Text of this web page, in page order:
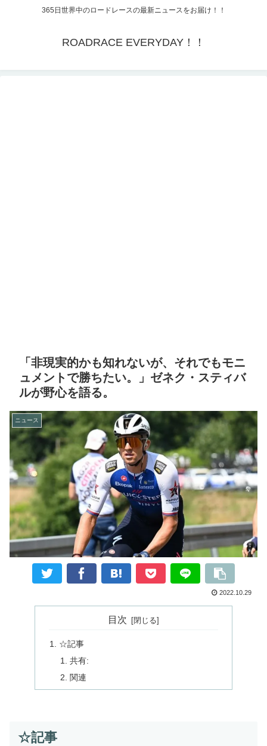
365日世界中のロードレースの最新ニュースをお届け！！
ROADRACE EVERYDAY！！
「非現実的かも知れないが、それでもモニ
ュメントで勝ちたい。」ゼネク・スティバ
ルが野心を語る。
ニュース
2022.10.29
目次
☆記事
共有:
関連
☆記事